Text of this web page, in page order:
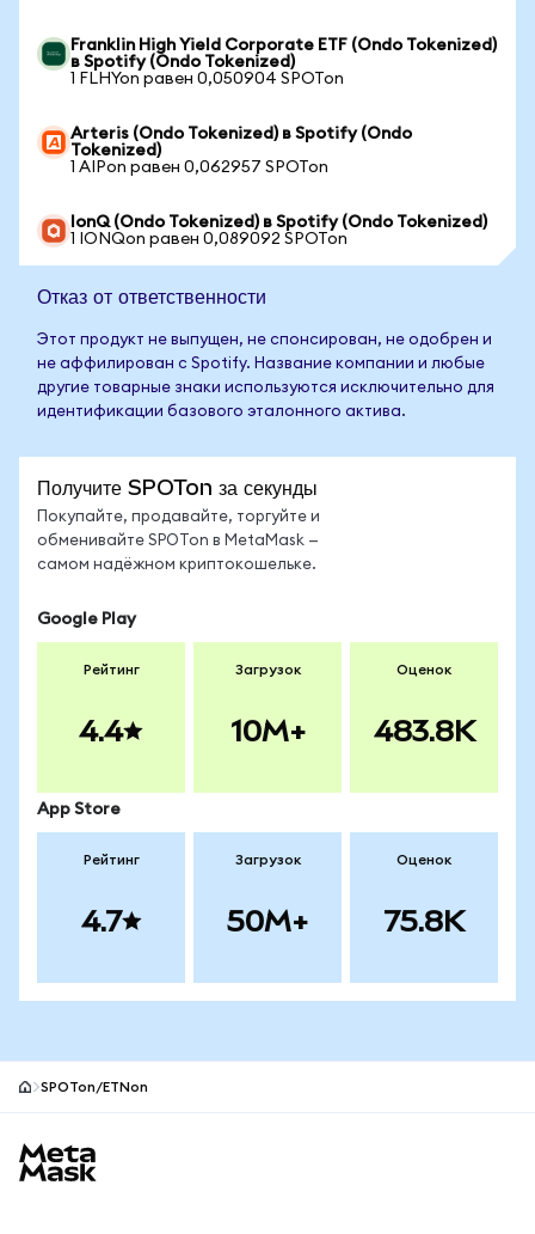
Franklin High Yield Corporate ETF (Ondo Tokenized)
в Spotify (Ondo Tokenized)
1 FLHYon равен 0,050904 SPOTon
Arteris (Ondo Tokenized) в Spotify (Ondo
Tokenized)
1 AIPon равен 0,062957 SPOTon
IonQ (Ondo Tokenized) в Spotify (Ondo Tokenized)
1 IONQon равен 0,089092 SPOTon
Отказ от ответственности
Этот продукт не выпущен, не спонсирован, не одобрен и
не аффилирован с Spotify. Название компании и любые
другие товарные знаки используются исключительно для
идентификации базового эталонного актива.
Получите SPOTon за секунды
Покупайте, продавайте, торгуйте и
обменивайте SPOTon в MetaMask —
самом надёжном криптокошельке.
Google Play
Рейтинг
4.4
Загрузок
10M+
Оценок
483.8K
App Store
Рейтинг
4.7
Загрузок
50M+
Оценок
75.8K
SPOTon/ETNon